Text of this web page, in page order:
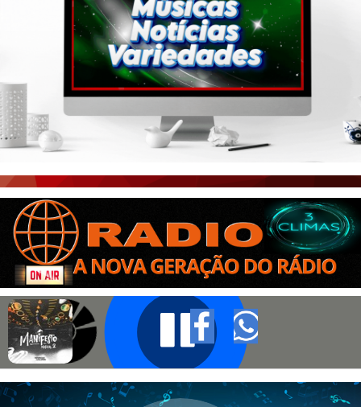
PORTAL CEARÁ
ÚLTIMAS POSTAGENS
BOAS NOTÍCIAS...VIRAM MANCHETE!
CEARÁ BRASIL NOTÍCIAS
CEARÁ BRASIL MUNDO 1
BRASIL DE FATO
NOTÍCIAS GERAIS
CONECTE-SE
REGISTO